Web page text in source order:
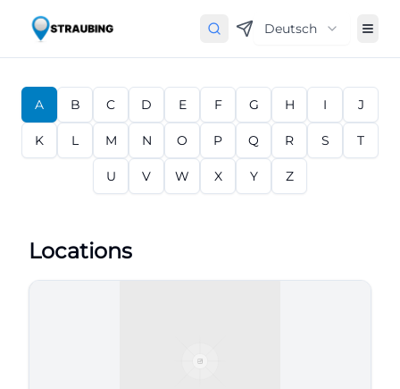
Deutsch
A B C D E F G H I J
K L M N O P Q R S T
U V W X Y Z
Locations